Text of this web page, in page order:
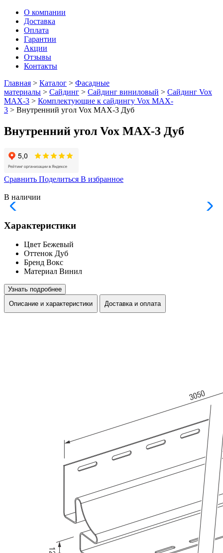
О компании
Доставка
Оплата
Гарантии
Акции
Отзывы
Контакты
Главная > Каталог > Фасадные
материалы > Сайдинг > Сайдинг виниловый > Сайдинг Vox
МАХ-3 > Комплектующие к сайдингу Vox MAX-
3 > Внутренний угол Vox MAX-3 Дуб
Внутренний угол Vox MAX-3 Дуб
Сравнить Поделиться В избранное
В наличии
Характеристики
Цвет Бежевый
Оттенок Дуб
Бренд Вокс
Материал Винил
Узнать подробнее
Описание и характеристики
Доставка и оплата